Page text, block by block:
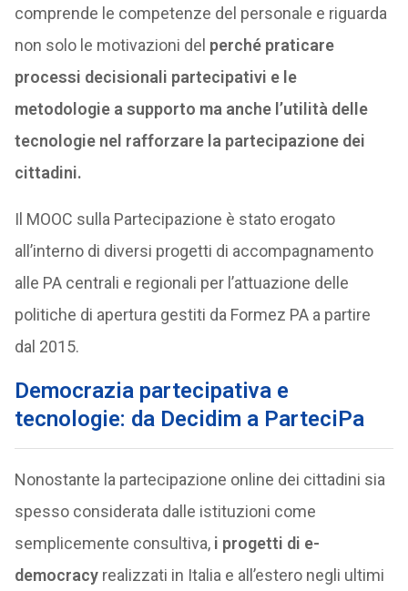
comprende le competenze del personale e riguarda
non solo le motivazioni del perché praticare
processi decisionali partecipativi e le
metodologie a supporto ma anche l’utilità delle
tecnologie nel rafforzare la partecipazione dei
cittadini.
Il MOOC sulla Partecipazione è stato erogato
all’interno di diversi progetti di accompagnamento
alle PA centrali e regionali per l’attuazione delle
politiche di apertura gestiti da Formez PA a partire
dal 2015.
Democrazia partecipativa e
tecnologie: da Decidim a ParteciPa
Nonostante la partecipazione online dei cittadini sia
spesso considerata dalle istituzioni come
semplicemente consultiva, i progetti di e-
democracyrealizzati in Italia e all’estero negli ultimi